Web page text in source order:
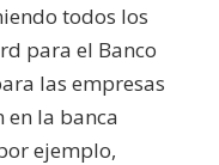
todos los
para el Banco
las empresas
la banca
ejemplo,